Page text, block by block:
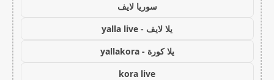
سوريا لايف
يلا لايف - yalla live
يلا كورة - yallakora
kora live